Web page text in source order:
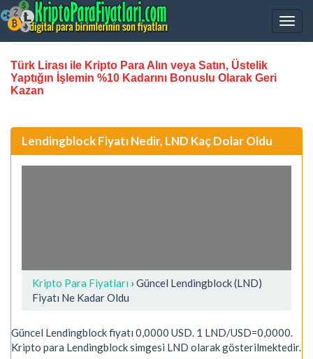
Türk Lirası ile Kripto Para Alın veya Satın, Üstelik
Yaptığın İşlemin %10 Kadarını Bonuslu Olarak Geri
Kazan
Lendingblock Fiyatı Nedir, LND Kaç Dolar Oldu
Kripto Para Fiyatları › Güncel Lendingblock (LND)
Fiyatı Ne Kadar Oldu
Güncel Lendingblock fiyatı 0,0000 USD. 1 LND/USD=0,0000.
Kripto para Lendingblock simgesi LND olarak gösterilmektedir.